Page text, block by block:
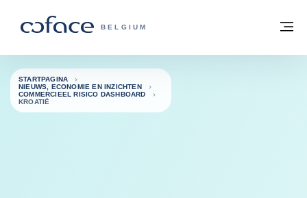
COFACE, FOR TRADE - GROEP
BELGIUM
Terug naar startpagina
STARTPAGINA
NIEUWS, ECONOMIE EN INZICHTEN
COMMERCIEEL RISICO DASHBOARD
KROATIË